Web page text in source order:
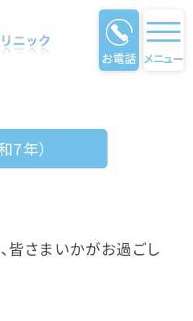
お電話 メニュー
7年）
皆さまいかがお過ごし